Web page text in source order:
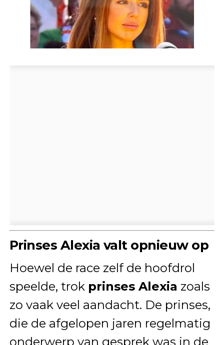
Prinses Alexia valt opnieuw op
Hoewel de race zelf de hoofdrol
speelde, trok prinses Alexia zoals
zo vaak veel aandacht. De prinses,
die de afgelopen jaren regelmatig
onderwerp van gesprek was in de